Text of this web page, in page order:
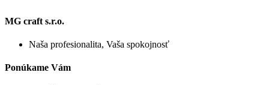
MG craft s.r.o.
Naša profesionalita, Vaša spokojnosť
Ponúkame Vám